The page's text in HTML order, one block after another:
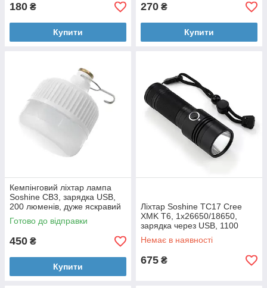
180 ₴
Купити
270 ₴
Купити
Кемпінговий ліхтар лампа
Soshine CB3, зарядка USB,
200 люменів, дуже яскравий
42 LED
Готово до відправки
450 ₴
Купити
Ліхтар Soshine TC17 Cree
XMK T6, 1x26650/18650,
зарядка через USB, 1100
люмен
Немає в наявності
675 ₴